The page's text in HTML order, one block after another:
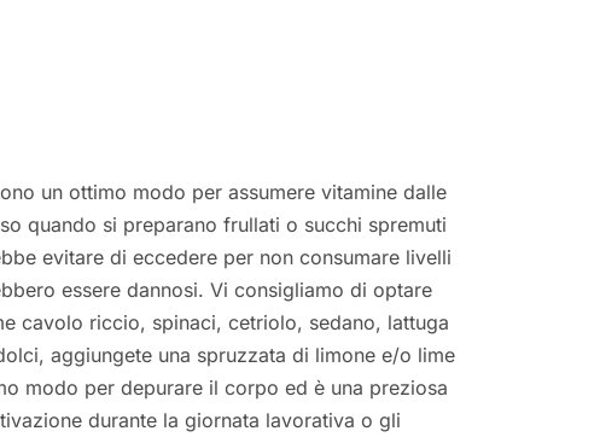
un ottimo modo per assumere vitamine dalle
quando si preparano frullati o succhi spremuti
evitare di eccedere per non consumare livelli
essere dannosi. Vi consigliamo di optare
cavolo riccio, spinaci, cetriolo, sedano, lattuga
aggiungete una spruzzata di limone e/o lime
modo per depurare il corpo ed è una preziosa
durante la giornata lavorativa o gli